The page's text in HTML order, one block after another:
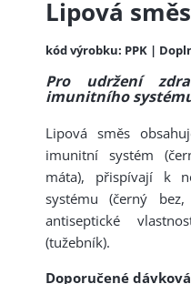
Lipová směs
kód výrobku: PPK |
Pro udržení
imunitního
Lipová směs
imunitní systém
máta), přispívají k
systému (černý
antiseptické
(tužebník).
Doporučené